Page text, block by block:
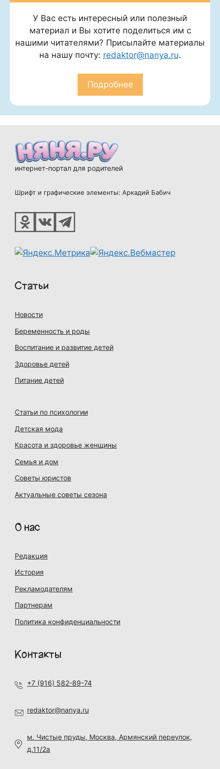
У Вас есть интересный или полезный
материал и Вы хотите поделиться им с
нашими читателями? Присылайте материалы
на нашу почту: redaktor@nanya.ru.
Подробнее
интернет-портал для родителей
Шрифт и графические элементы: Аркадий Бабич
Статьи
Новости
Беременность и роды
Воспитание и развитие детей
Здоровье детей
Питание детей
Статьи по психологии
Детская мода
Красота и здоровье женщины
Семья и дом
Советы юристов
Актуальные советы сезона
О нас
Редакция
История
Рекламодателям
Партнерам
Политика конфиденциальности
Контакты
+7 (916) 582-89-74
redaktor@nanya.ru
м. Чистые пруды, Москва, Армянский переулок,
д.11/2а